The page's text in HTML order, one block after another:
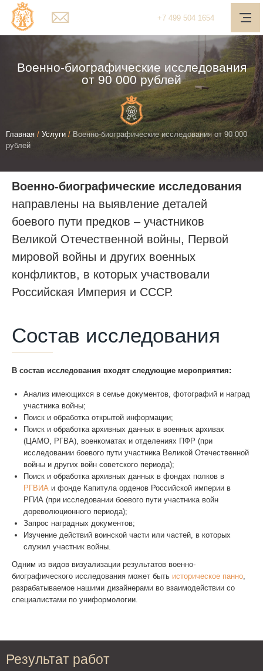
+7 499 504 1654
О компании
Наш подход
Медиа-центр
Полезное
Обратная связь
Личный кабинет
Поиск
Telegram
WhatsApp
Военно-биографические исследования
от 90 000 рублей
Вы
здесь
Главная / Услуги / Военно-биографические исследования от 90 000
рублей
Военно-биографические исследования
направлены на выявление деталей
боевого пути предков – участников
Великой Отечественной войны, Первой
мировой войны и других военных
конфликтов, в которых участвовали
Российская Империя и СССР.
Состав исследования
В состав исследования входят следующие мероприятия:
Анализ имеющихся в семье документов, фотографий и наград
участника войны;
Поиск и обработка открытой информации;
Поиск и обработка архивных данных в военных архивах
(ЦАМО, РГВА), военкоматах и отделениях ПФР (при
исследовании боевого пути участника Великой Отечественной
войны и других войн советского периода);
Поиск и обработка архивных данных в фондах полков в
РГВИА и фонде Капитула орденов Российской империи в
РГИА (при исследовании боевого пути участника войн
дореволюционного периода);
Запрос наградных документов;
Изучение действий воинской части или частей, в которых
служил участник войны.
Одним из видов визуализации результатов военно-
биографического исследования может быть историческое панно
разрабатываемое нашими дизайнерами во взаимодействии со
специалистами по униформологии.
Результат работ